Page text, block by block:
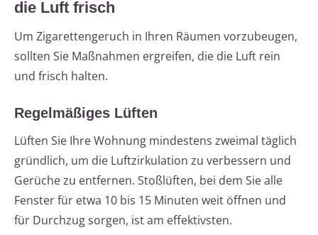
die Luft frisch
Um Zigarettengeruch in Ihren Räumen vorzubeugen,
sollten Sie Maßnahmen ergreifen, die die Luft rein
und frisch halten.
Regelmäßiges Lüften
Lüften Sie Ihre Wohnung mindestens zweimal täglich
gründlich, um die Luftzirkulation zu verbessern und
Gerüche zu entfernen. Stoßlüften, bei dem Sie alle
Fenster für etwa 10 bis 15 Minuten weit öffnen und
für Durchzug sorgen, ist am effektivsten.